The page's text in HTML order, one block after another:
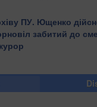
ПУ. Ющенко
забитий до